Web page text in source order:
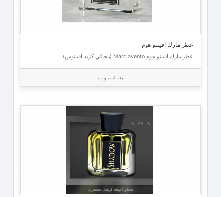
عطر مارك افينتو هوم
عطر مارك افينتو هوم Marc avento (محاكي كريد افينتوس)
منذ 4 سنوات